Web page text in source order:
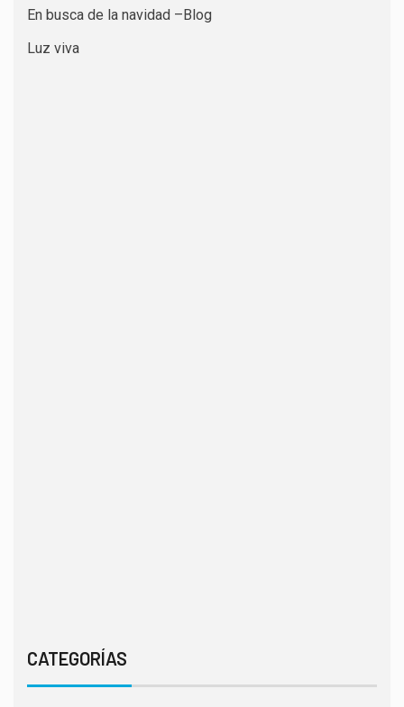
En busca de la navidad –Blog
Luz viva
CATEGORÍAS